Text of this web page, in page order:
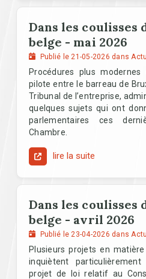
Dans les coulisses
belge - mai 2026
Publié le 21-05-2026 dans
Procédures plus
pilote entre le barreau de
Tribunal de l’entreprise,
quelques sujets qui ont
parlementaires ces
Chambre.
lire la suite
Dans les coulisses
belge - avril 2026
Publié le 23-04-2026 dans
Plusieurs projets en
inquiètent particulièrement
projet de loi relatif au